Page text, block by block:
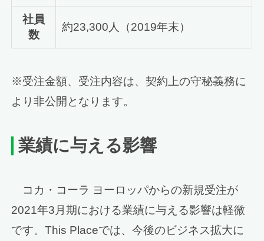
社員
数
約23,300人（2019年末）
※受注金額、受注内容は、契約上の守秘義務に
より非公開となります。
業績に与える影響
コカ・コーラ ヨーロッパからの新規受注が
2021年3月期における業績に与える影響は軽微
です。This Placeでは、今後のビジネス拡大に